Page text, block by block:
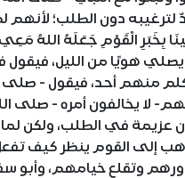
لترغيبه دون الطلب؛ لأنهم
بِخَبَرِ الْقَوْمِ جَعَلَهُ اللهُ
هويًا من الليل، فيقول
منهم أحد، فيقول - صلى
لا يخالفون أمره - صلى
عزيمة في الطلب، ولكن
إلى القوم ينظر كيف
وتقلع خيامهم، وأبو